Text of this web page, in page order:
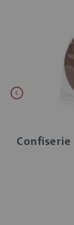
Confiserie